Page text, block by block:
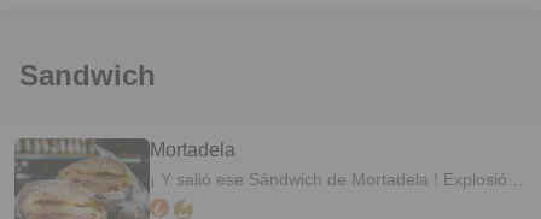
Sandwich
Mortadela
¡ Y salió ese Sándwich de Mortadela ! Explosión
de sabores al paladar. Mortadela con nuez,